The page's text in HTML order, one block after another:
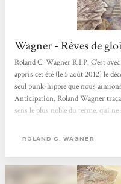
Wagner - Rêves de
Roland C. Wagner R.I.P. C'est
appris cet été (le 5 août 2012) le
seul punk-hippie que nous
Anticipation, Roland Wagner
sens le plus noble du terme, qui
(plus de cent nouvelles, une
ROLAND C. WAGNER